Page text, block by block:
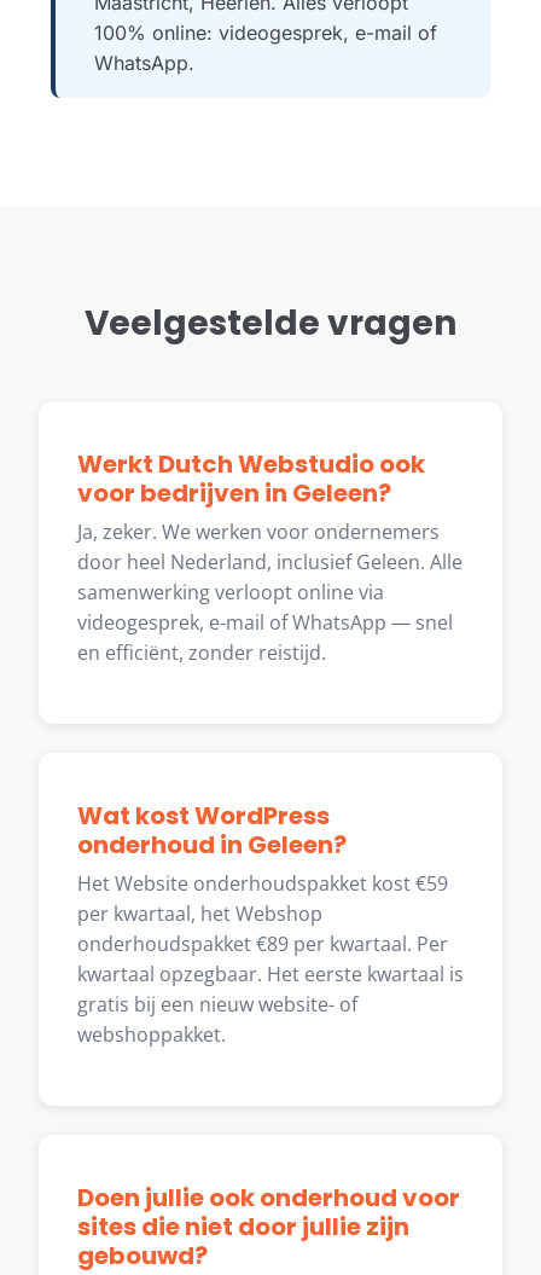
100% online: videogesprek, e-mail of
WhatsApp.
Veelgestelde vragen
Werkt Dutch Webstudio ook
voor bedrijven in Geleen?
Ja, zeker. We werken voor ondernemers
door heel Nederland, inclusief Geleen. Alle
samenwerking verloopt online via
videogesprek, e-mail of WhatsApp — snel
en efficiënt, zonder reistijd.
Wat kost WordPress
onderhoud in Geleen?
Het Website onderhoudspakket kost €59
per kwartaal, het Webshop
onderhoudspakket €89 per kwartaal. Per
kwartaal opzegbaar. Het eerste kwartaal is
gratis bij een nieuw website- of
webshoppakket.
Doen jullie ook onderhoud voor
sites die niet door jullie zijn
gebouwd?